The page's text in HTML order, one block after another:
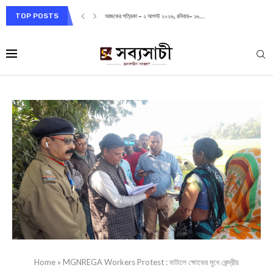
TOP POSTS আজকের পত্রিকা – ২ আগস্ট ২০২৬, রবিবার– ১৬...
Home » MGNREGA Workers Protest : ঘাটালে ক্ষোভের মুখে কেন্দ্রীয়